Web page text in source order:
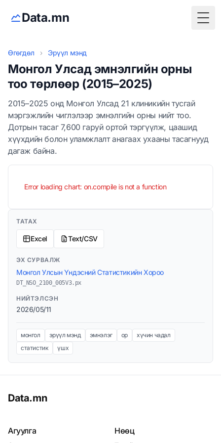
Data.mn
Өгөгдөл › Эрүүл мэнд
Монгол Улсад эмнэлгийн орны
тоо төрлөөр (2015–2025)
2015–2025 онд Монгол Улсад 21 клиникийн тусгай
мэргэжлийн чиглэлээр эмнэлгийн орны нийт тоо.
Дотрын тасаг 7,600 гаруй ортой тэргүүлж, цаашид
хүүхдийн болон уламжлалт анагаах ухааны тасагнууд
дагаж байна.
Error loading chart: on.compile is not a function
ТАТАХ
Excel Text/CSV
ЭХ СУРВАЛЖ
Монгол Улсын Үндэсний Статистикийн Хороо
DT_NSO_2100_005V3.px
НИЙТЭЛСЭН
2026/05/11
монгол эрүүл мэнд эмнэлэг ор
хүчин чадал
статистик
үшх
Data.mn
Агуулга Нөөц